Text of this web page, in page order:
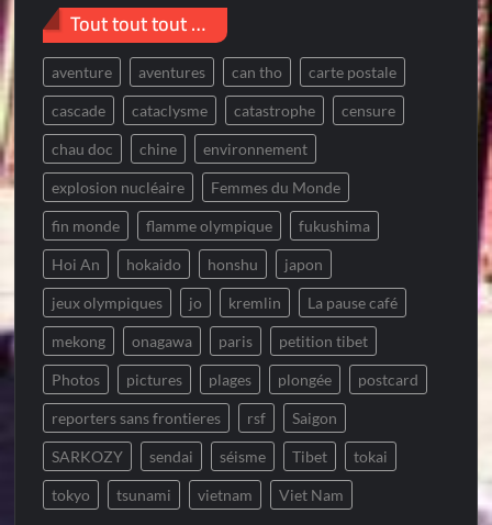
Tout tout tout …
aventure aventures can tho carte postale
cascade cataclysme catastrophe censure
chau doc chine environnement
explosion nucléaire Femmes du Monde
fin monde flamme olympique fukushima
Hoi An hokaido honshu japon
jeux olympiques jo kremlin La pause café
mekong onagawa paris petition tibet
Photos pictures plages plongée postcard
reporters sans frontieres rsf Saigon
SARKOZY sendai séisme Tibet tokai
tokyo tsunami vietnam Viet Nam